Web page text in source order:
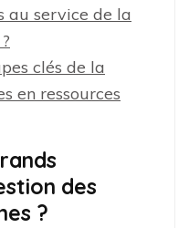
au service de la
clés de la
en ressources
des
?